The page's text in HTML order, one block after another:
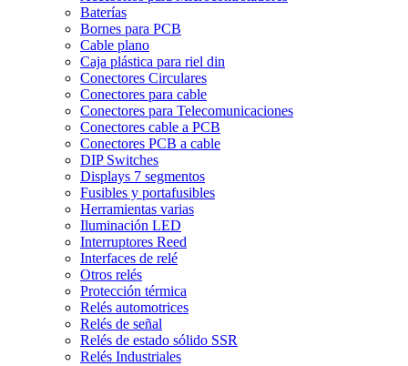
Baterías
Bornes para PCB
Cable plano
Caja plástica para riel din
Conectores Circulares
Conectores para cable
Conectores para Telecomunicaciones
Conectores cable a PCB
Conectores PCB a cable
DIP Switches
Displays 7 segmentos
Fusibles y portafusibles
Herramientas varias
Iluminación LED
Interruptores Reed
Interfaces de relé
Otros relés
Protección térmica
Relés automotrices
Relés de señal
Relés de estado sólido SSR
Relés Industriales